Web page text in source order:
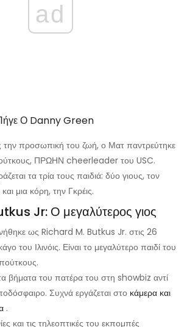
ad
Ο Danny Green
προσωπική του ζωή, ο Ματ παντρεύτηκε
ΠΡΩΗΝ cheerleader του USC.
τα τρία τους παιδιά: δύο γιους, τον
μια κόρη, την Γκρέις.
Jr: Ο μεγαλύτερος γιος
ως Richard M. Butkus Jr. στις 26
του Ιλινόις. Είναι το μεγαλύτερο παιδί του
βήματα του πατέρα του στη showbiz αντί
Συχνά εργάζεται στο κάμερα και
.
και τις τηλεοπτικές του εκπομπές